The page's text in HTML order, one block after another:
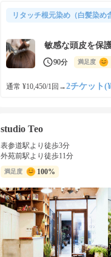
リタッチ根元染め（白髪染め
敏感な頭皮を保
90分 満足度
通常 ¥10,450/1回 →2チケット
studio Teo
表参道駅より徒歩3分
外苑前駅より徒歩11分
満足度 100%